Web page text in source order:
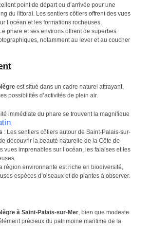
point de départ ou d’arrivée pour une
du littoral. Les sentiers côtiers offrent des vues
l’océan et les formations rocheuses.
phare et ses environs offrent de superbes
notamment au lever et au coucher
est situé dans un cadre naturel attrayant,
possibilités d’activités de plein air.
immédiate du phare se trouvent la magnifique
.
: Les sentiers côtiers autour de Saint-Palais-sur-
découvrir la beauté naturelle de la Côte de
vues imprenables sur l’océan, les falaises et les
région environnante est riche en biodiversité,
espèces d’oiseaux et de plantes à observer.
à Saint-Palais-sur-Mer, bien que modeste
précieux du patrimoine maritime de la